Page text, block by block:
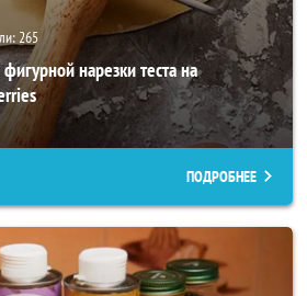
265
нарезки теста на
ПОДРОБНЕЕ